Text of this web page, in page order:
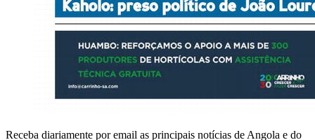
Receba diariamente por email as principais notícias de Angola e do